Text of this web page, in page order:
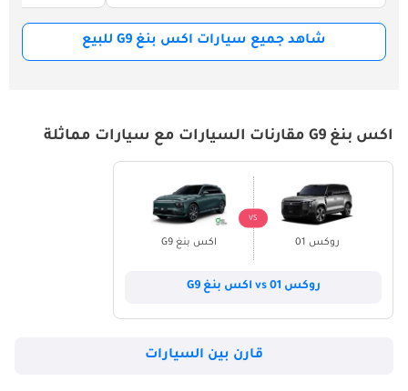
شاهد جميع سيارات اكس بنغ G9 للبيع
اكس بنغ G9 مقارنات السيارات مع سيارات مماثلة
روكس 01
VS
اكس بنغ G9
روكس 01 vs اكس بنغ G9
قارن بين السيارات